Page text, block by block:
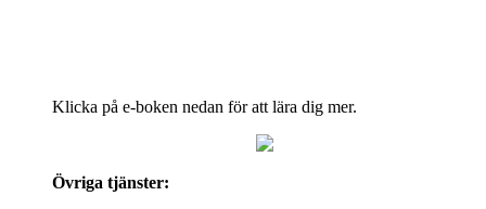
Klicka på e-boken nedan för att lära dig mer.
Övriga tjänster: